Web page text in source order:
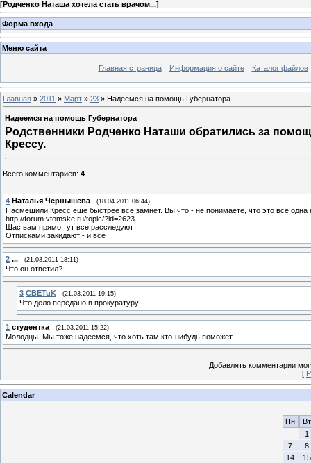
[Родченко Наташа хотела стать врачом...]
Форма входа
Меню сайта
Главная страница Информация о сайте Каталог файлов
Главная » 2011 » Март » 23 » Надеемся на помощь Губернатора
Надеемся на помощь Губернатора
Родственники Родченко Наташи обратились за
Крессу.
Всего комментариев: 4
4 Наталья Чернышева (18.04.2011 06:44)
Насмешили.Кресс еще быстрее все замнет. Вы что - не понимаете, что это все одна
http://forum.vtomske.ru/topic/?id=2623
Щас вам прямо тут все расследуют
Отписками закидают - и все
2 ... (21.03.2011 18:11)
Что он ответил?
3 CBETuK (21.03.2011 19:15)
Что дело передано в прокуратуру.
1 студентка (21.03.2011 15:22)
Молодцы. Мы тоже надеемся, что хоть там кто-нибудь поможет...
Добавлять комментарии
[
Calendar
Пн
Вт
1
7
8
14
15